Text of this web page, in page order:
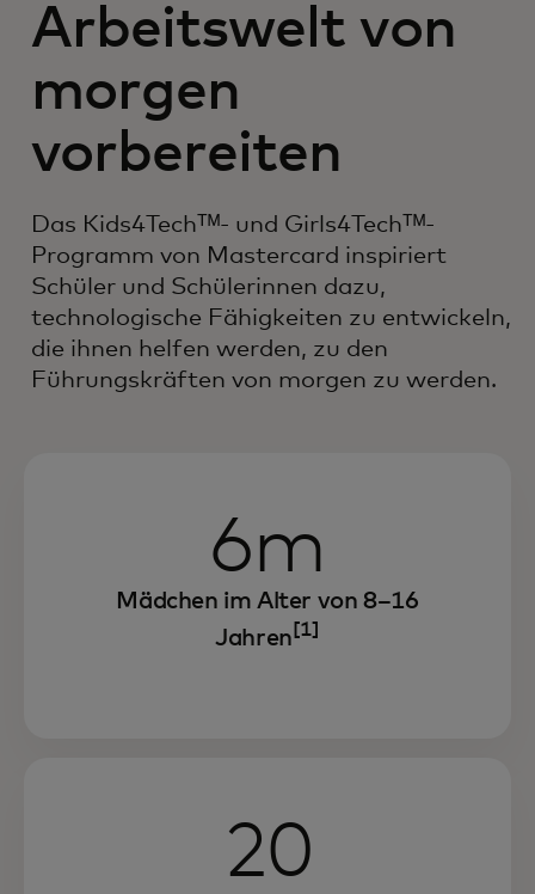
Arbeitswelt von
morgen
vorbereiten
Das Kids4Techᵀᴹ- und Girls4Techᵀᴹ-
Programm von Mastercard inspiriert
Schüler und Schülerinnen dazu,
technologische Fähigkeiten zu entwickeln,
die ihnen helfen werden, zu den
Führungskräften von morgen zu werden.
6m
Mädchen im Alter von 8–16
Jahren [1]
20